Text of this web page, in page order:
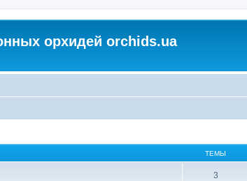
орхидей orchids.ua
ТЕМЫ
3